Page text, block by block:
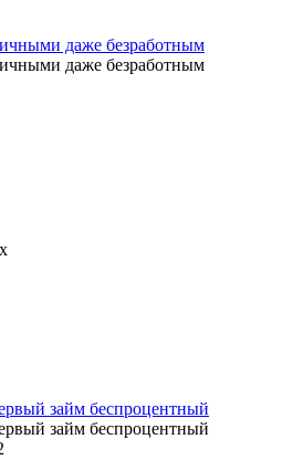
даже безработным
даже безработным
займ беспроцентный
займ беспроцентный